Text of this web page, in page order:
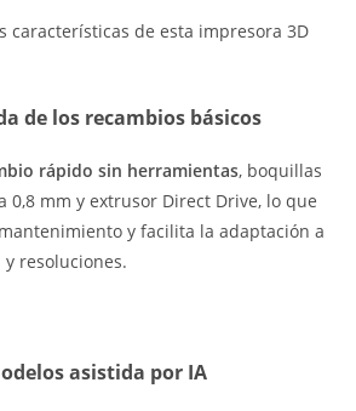
características de esta impresora 3D
de los recambios básicos
rápido sin herramientas, boquillas
0,8 mm y extrusor Direct Drive, lo que
y facilita la adaptación a
resoluciones.
asistida por IA